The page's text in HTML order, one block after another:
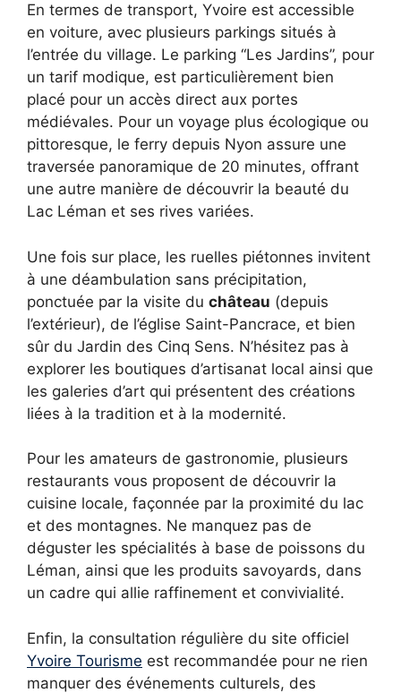
En termes de transport, Yvoire est accessible
en voiture, avec plusieurs parkings situés à
l’entrée du village. Le parking “Les Jardins”, pour
un tarif modique, est particulièrement bien
placé pour un accès direct aux portes
médiévales. Pour un voyage plus écologique ou
pittoresque, le ferry depuis Nyon assure une
traversée panoramique de 20 minutes, offrant
une autre manière de découvrir la beauté du
Lac Léman et ses rives variées.
Une fois sur place, les ruelles piétonnes invitent
à une déambulation sans précipitation,
ponctuée par la visite du château (depuis
l’extérieur), de l’église Saint-Pancrace, et bien
sûr du Jardin des Cinq Sens. N’hésitez pas à
explorer les boutiques d’artisanat local ainsi que
les galeries d’art qui présentent des créations
liées à la tradition et à la modernité.
Pour les amateurs de gastronomie, plusieurs
restaurants vous proposent de découvrir la
cuisine locale, façonnée par la proximité du lac
et des montagnes. Ne manquez pas de
déguster les spécialités à base de poissons du
Léman, ainsi que les produits savoyards, dans
un cadre qui allie raffinement et convivialité.
Enfin, la consultation régulière du site officiel
Yvoire Tourisme est recommandée pour ne rien
manquer des événements culturels, des